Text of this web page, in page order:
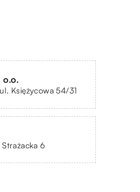
Księżycowa 54/31
6